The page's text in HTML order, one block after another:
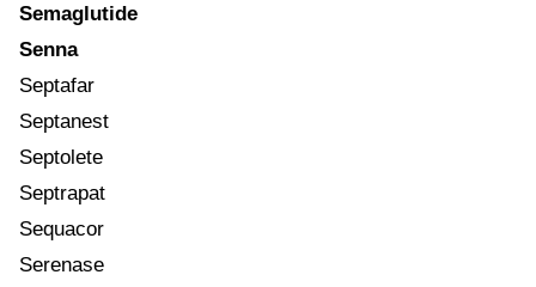
Semaglutide
Senna
Septafar
Septanest
Septolete
Septrapat
Sequacor
Serenase